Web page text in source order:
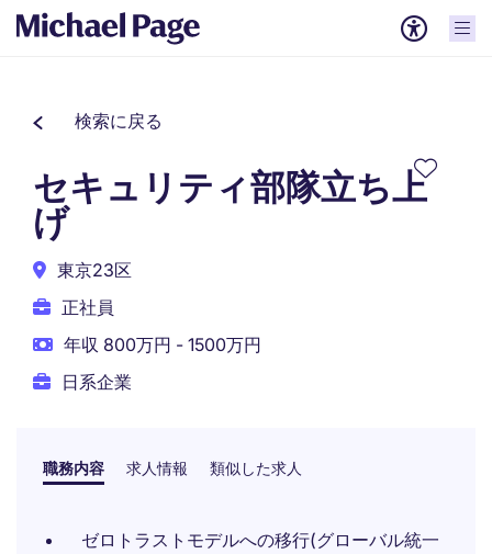
検索に戻る
セキュリティ部隊立ち上
げ
東京23区
正社員
年収 800万円 - 1500万円
日系企業
職務内容 求人情報 類似した求人
ゼロトラストモデルへの移行(グローバル統一